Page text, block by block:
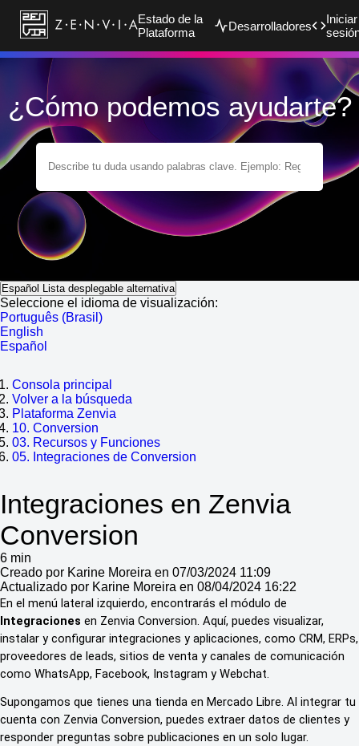
Estado de la
Plataforma
Desarrolladores
Iniciar
¿Cómo podemos ayudarte?
Español Lista desplegable alternativa
Seleccione el idioma de visualización:
Português (Brasil)
English
Español
Consola principal
Volver a la búsqueda
Plataforma Zenvia
10. Conversion
03. Recursos y Funciones
05. Integraciones de Conversion
Integraciones en Zenvia
Conversion
6 min
Creado por Karine Moreira en 07/03/2024 11:09
Actualizado por Karine Moreira en 08/04/2024 16:22
En el menú lateral izquierdo, encontrarás el módulo de
Integraciones en Zenvia Conversion. Aquí, puedes visualizar,
instalar y configurar integraciones y aplicaciones, como CRM, ERPs,
proveedores de leads, sitios de venta y canales de comunicación
como WhatsApp, Facebook, Instagram y Webchat.
Supongamos que tienes una tienda en Mercado Libre. Al integrar tu
cuenta con Zenvia Conversion, puedes extraer datos de clientes y
responder preguntas sobre publicaciones en un solo lugar.